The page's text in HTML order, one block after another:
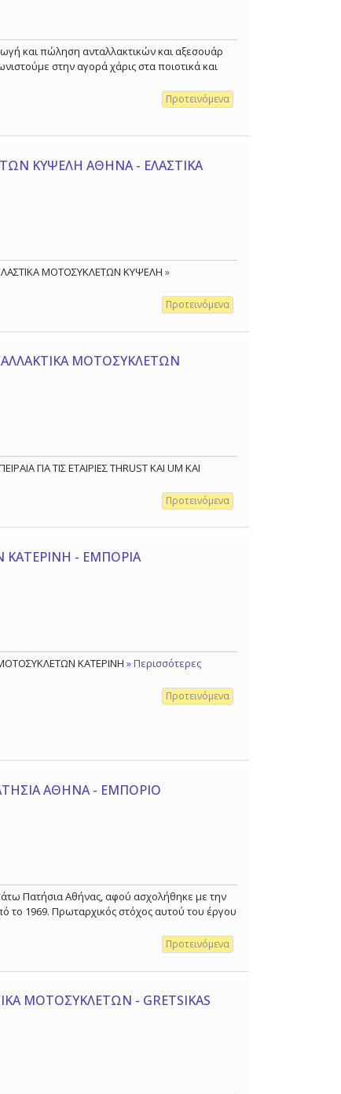
και πώληση ανταλλακτικών και αξεσουάρ
στην αγορά χάρις στα ποιοτικά και
Προτεινόμενα
ΚΥΨΕΛΗ ΑΘΗΝΑ - ΕΛΑΣΤΙΚΑ
ΜΟΤΟΣΥΚΛΕΤΩΝ ΚΥΨΕΛΗ »
Προτεινόμενα
ΜΟΤΟΣΥΚΛΕΤΩΝ
ΓΙΑ ΤΙΣ ΕΤΑΙΡΙΕΣ THRUST KAI UM ΚΑΙ
Προτεινόμενα
ΚΑΤΕΡΙΝΗ - ΕΜΠΟΡΙΑ
ΚΑΤΕΡΙΝΗ » Περισσότερες
Προτεινόμενα
ΑΘΗΝΑ - ΕΜΠΟΡΙΟ
Πατήσια Αθήνας, αφού ασχολήθηκε με την
το 1969. Πρωταρχικός στόχος αυτού του έργου
Προτεινόμενα
ΜΟΤΟΣΥΚΛΕΤΩΝ - GRETSIKAS